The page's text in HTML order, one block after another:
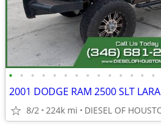
• • • • • • • • • • • • • •
8/2 224k mi DIESEL OF